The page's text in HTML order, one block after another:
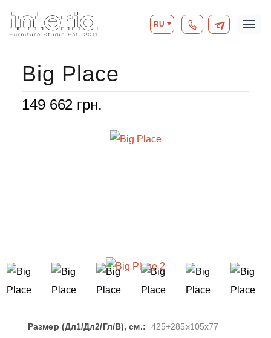
RU
Big Place
149 662 грн.
Размер (Дл1/Дл2/Гл/В), см.: 425+285x105x77